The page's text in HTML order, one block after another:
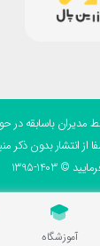
در حوزه
بدون ذکر منبع
1395
آموزشگاه